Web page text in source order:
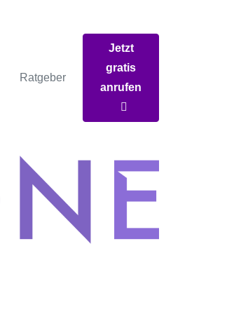
Ratgeber
Jetzt
gratis
anrufen